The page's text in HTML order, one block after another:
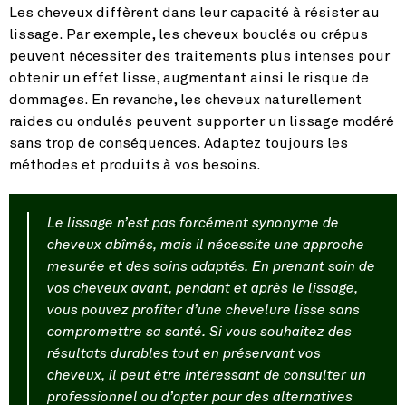
Les cheveux diffèrent dans leur capacité à résister au
lissage. Par exemple, les cheveux bouclés ou crépus
peuvent nécessiter des traitements plus intenses pour
obtenir un effet lisse, augmentant ainsi le risque de
dommages. En revanche, les cheveux naturellement
raides ou ondulés peuvent supporter un lissage modéré
sans trop de conséquences. Adaptez toujours les
méthodes et produits à vos besoins.
Le lissage n’est pas forcément synonyme de
cheveux abîmés, mais il nécessite une approche
mesurée et des soins adaptés. En prenant soin de
vos cheveux avant, pendant et après le lissage,
vous pouvez profiter d’une chevelure lisse sans
compromettre sa santé. Si vous souhaitez des
résultats durables tout en préservant vos
cheveux, il peut être intéressant de consulter un
professionnel ou d’opter pour des alternatives